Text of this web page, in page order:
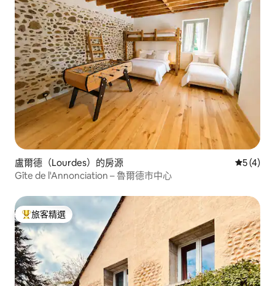
盧爾德（Lourdes）的房源 從 4 則評
5 (4)
Gîte de l'Annonciation – 魯爾德市中心
旅客精選榜首
旅客精選